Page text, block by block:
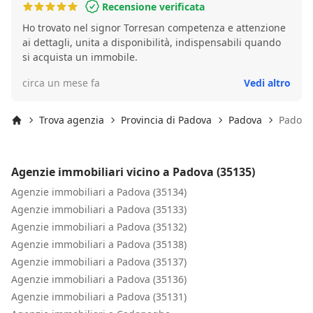
Recensione verificata
Ho trovato nel signor Torresan competenza e attenzione
ai dettagli, unita a disponibilità, indispensabili quando
si acquista un immobile.
circa un mese fa
Vedi altro
Trova agenzia Provincia di Padova Padova
Agenzie immobiliari vicino a Padova (35135)
Agenzie immobiliari a Padova (35134)
Agenzie immobiliari a Padova (35133)
Agenzie immobiliari a Padova (35132)
Agenzie immobiliari a Padova (35138)
Agenzie immobiliari a Padova (35137)
Agenzie immobiliari a Padova (35136)
Agenzie immobiliari a Padova (35131)